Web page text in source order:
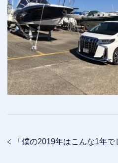
「 僕の2019年はこんな1年で